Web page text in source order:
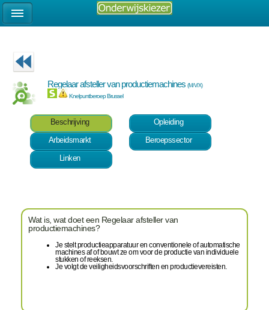
Regelaar afsteller van productiemachines(M/V/X)
Knelpuntberoep Brussel
Beschrijving
Opleiding
Arbeidsmarkt
Beroepssector
Linken
Wat is, wat doet een Regelaar afsteller van
productiemachines?
Je stelt productieapparatuur en conventionele of automatische
machines af of bouwt ze om voor de productie van individuele
stukken of reeksen.
Je volgt de veiligheidsvoorschriften en productievereisten.